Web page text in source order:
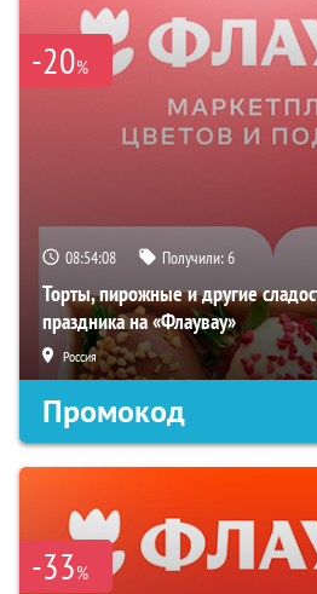
-20%
08:54:07 Получили:6
Торты, пирожные и другие
праздника на «Флаувау»
Россия
Промокод
-33%